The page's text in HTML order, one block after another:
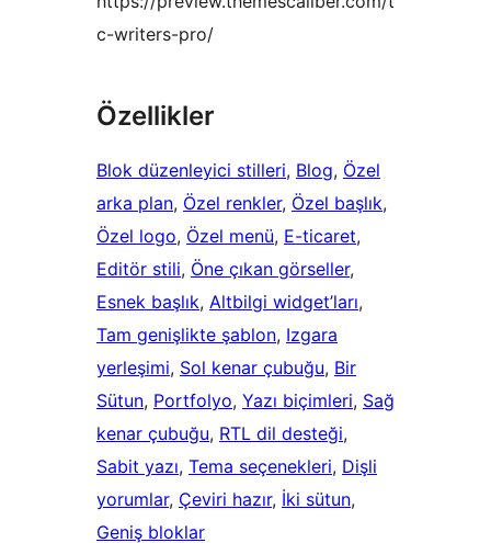
c-writers-pro/
Özellikler
Blok düzenleyici stilleri, Blog, Özel
arka plan, Özel renkler, Özel başlık
Özel logo, Özel menü, E-ticaret
Editör stili, Öne çıkan görseller
Esnek başlık, Altbilgi widget’ları
Tam genişlikte şablon, Izgara
yerleşimi, Sol kenar çubuğu, Bir
Sütun, Portfolyo, Yazı biçimleri, Sağ
kenar çubuğu, RTL dil desteği
Sabit yazı, Tema seçenekleri, Dişli
yorumlar, Çeviri hazır, İki sütun
Geniş bloklar